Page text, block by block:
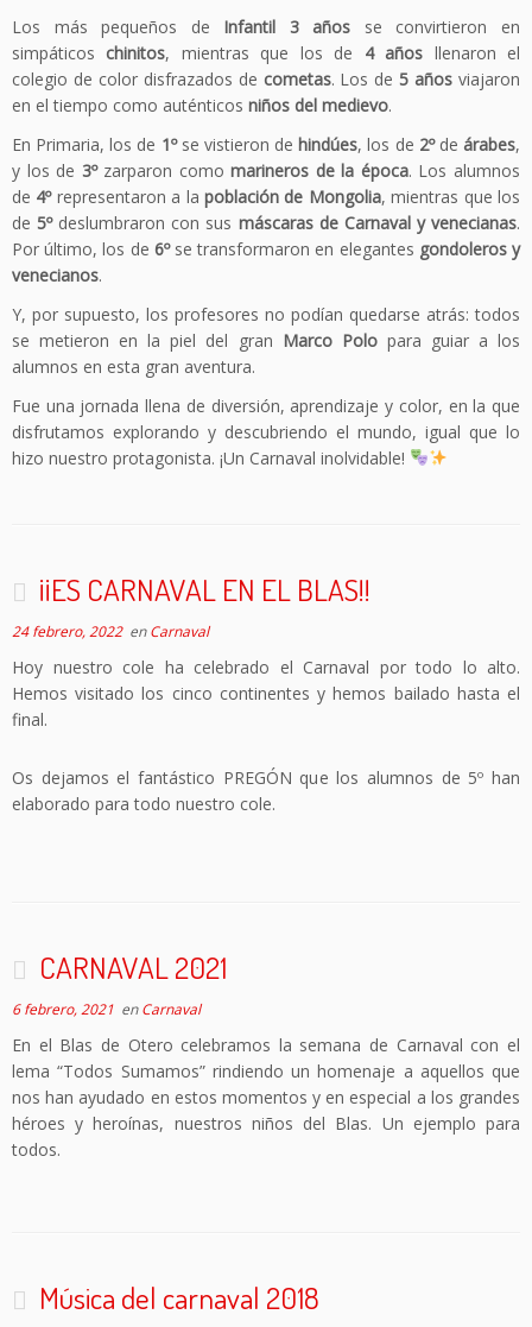
Los más pequeños de Infantil 3 años se convirtieron en
simpáticos chinitos, mientras que los de 4 años llenaron el
colegio de color disfrazados de cometas. Los de5 años viajaron
en el tiempo como auténticos niños del medievo.
En Primaria, los de 1ºse vistieron dehindúes, los de 2ºde árabes,
y los de 3ºzarparon comomarineros de la época. Los alumnos
de 4ºrepresentaron a lapoblación de Mongolia, mientras que los
de5ºdeslumbraron con sus máscaras de Carnaval y venecianas.
Por último, los de 6ºse transformaron en elegantes gondoleros y
venecianos.
Y, por supuesto, los profesores no podían quedarse atrás: todos
se metieron en la piel del gran Marco Polopara guiar a los
alumnos en esta gran aventura.
Fue una jornada llena de diversión, aprendizaje y color, en la que
disfrutamos explorando y descubriendo el mundo, igual que lo
hizo nuestro protagonista. ¡Un Carnaval inolvidable!
¡¡ES CARNAVAL EN EL BLAS!!
24 febrero, 2022enCarnaval
Hoy nuestro cole ha celebrado el Carnaval por todo lo alto.
Hemos visitado los cinco continentes y hemos bailado hasta el
final.
Os dejamos el fantástico PREGÓN que los alumnos de 5º han
elaborado para todo nuestro cole.
CARNAVAL 2021
6 febrero, 2021 enCarnaval
En el Blas de Otero celebramos la semana de Carnaval con el
lema “Todos Sumamos” rindiendo un homenaje a aquellos que
nos han ayudado en estos momentos y en especial a los grandes
héroes y heroínas, nuestros niños del Blas. Un ejemplo para
todos.
Música del carnaval 2018